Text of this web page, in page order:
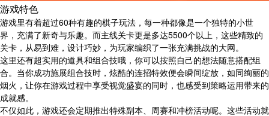
游戏特色
游戏里有着超过60种有趣的棋子玩法，每一种都像是一个独特的小世
界，充满了新奇与乐趣。而主线关卡更是多达5500个以上，这些精致的
关卡，从易到难，设计巧妙，为玩家编织了一张充满挑战的大网。
这里还有超实用的道具和组合技哦，你可以按照自己的想法随意搭配组
合。当你成功施展组合技时，炫酷的连招特效便会瞬间绽放，如同绚丽的
烟火，让你在游戏过程中享受视觉盛宴的同时，也感受到策略运用带来的
成就感。
不仅如此，游戏还会定期推出特殊副本、周赛和冲榜活动呢。这些活动就